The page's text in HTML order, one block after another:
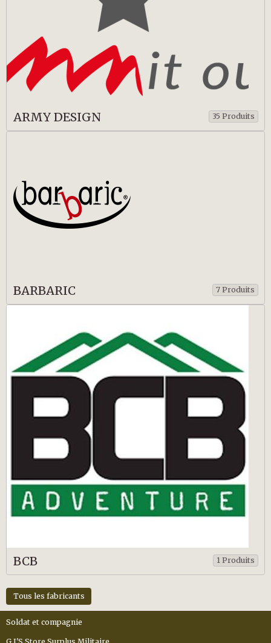
ARMY DESIGN 35 Produits
BARBARIC 7 Produits
BCB 1 Produits
Tous les fabricants
Soldat et compagnie
G.I'S Store Surplus Militaire